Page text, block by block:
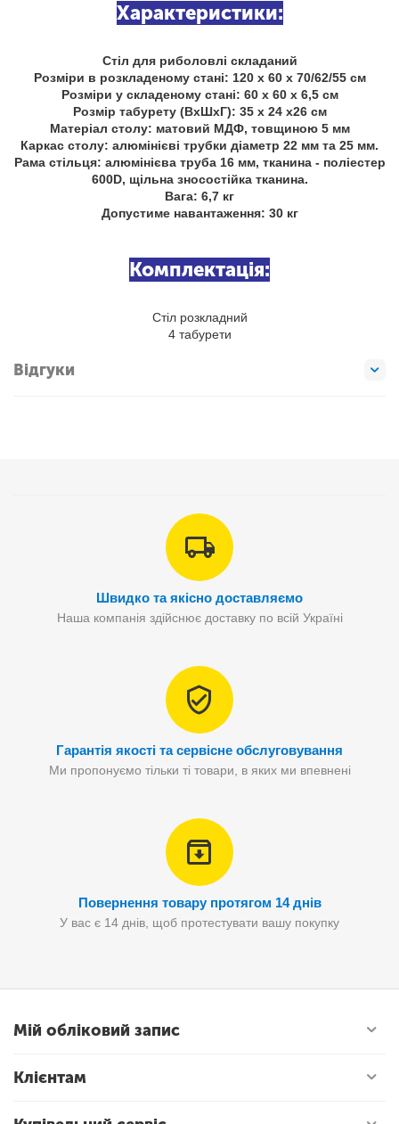
Характеристики:
Стіл для риболовлі складаний
Розміри в розкладеному стані: 120 х 60 х 70/62/55 см
Розміри у складеному стані: 60 х 60 х 6,5 см
Розмір табурету (ВхШхГ): 35 х 24 х26 см
Матеріал столу: матовий МДФ, товщиною 5 мм
Каркас столу: алюмінієві трубки діаметр 22 мм та 25 мм.
Рама стільця: алюмінієва труба 16 мм, тканина - поліестер
600D, щільна зносостійка тканина.
Вага: 6,7 кг
Допустиме навантаження: 30 кг
Комплектація:
Стіл розкладний
4 табурети
Відгуки
Швидко та якісно доставляємо
Наша компанія здійснює доставку по всій Україні
Гарантія якості та сервісне обслуговування
Ми пропонуємо тільки ті товари, в яких ми впевнені
Повернення товару протягом 14 днів
У вас є 14 днів, щоб протестувати вашу покупку
Мій обліковий запис
Клієнтам